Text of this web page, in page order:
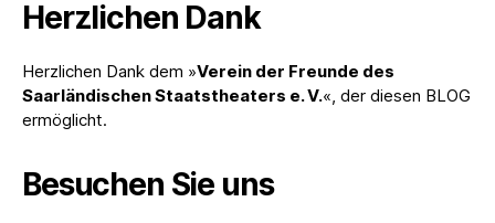
Herzlichen Dank
Herzlichen Dank dem »Verein der Freunde des
Saarländischen Staatstheaters e. V.«, der diesen BLOG
ermöglicht.
Besuchen Sie uns